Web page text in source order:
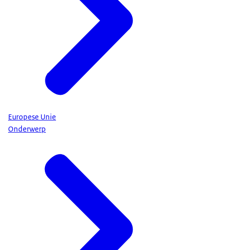
Europese Unie
Onderwerp